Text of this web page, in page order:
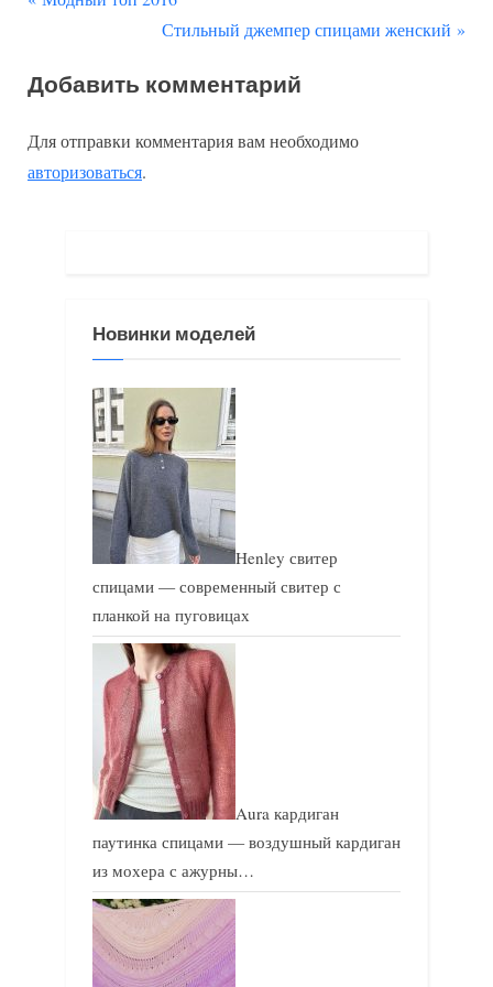
записям
д
д
у
С
е
у
а
и
с
ь
:
Стильный джемпер спицами женский
Добавить комментарий
Для отправки комментария вам необходимо
авторизоваться.
Новинки моделей
Henley свитер
спицами — современный свитер с
планкой на пуговицах
Aura кардиган
паутинка спицами — воздушный кардиган
из мохера с ажурны…